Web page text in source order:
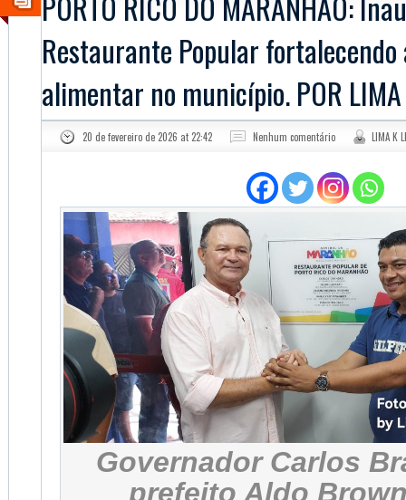
Restaurante Popular
alimentar no município. POR
20 de fevereiro de 2026 at 22:42 Nenhum comentário LIMA K
Governador Carlos
prefeito Aldo